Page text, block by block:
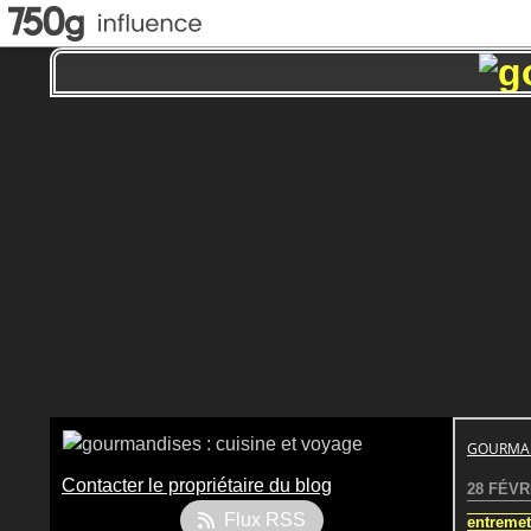
Contacter le propriétaire du blog
Flux RSS
28